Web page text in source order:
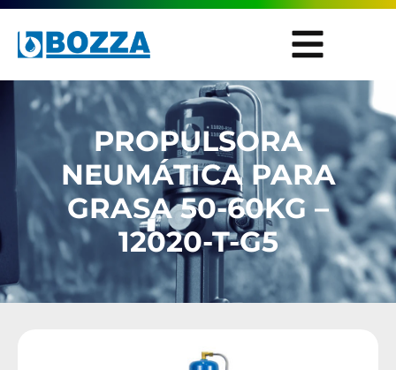
PROPULSORA
NEUMÁTICA PARA
GRASA 50-60KG –
12020-T-G5